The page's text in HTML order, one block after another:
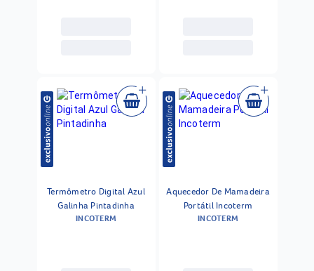
Termômetro Digital Azul
Galinha Pintadinha
INCOTERM
Aquecedor De Mamadeira
Portátil Incoterm
INCOTERM